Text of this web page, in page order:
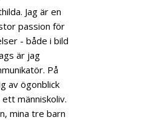
Jag är en
passion för
- både i bild
är jag
På
av ögonblick
människoliv.
mina tre barn